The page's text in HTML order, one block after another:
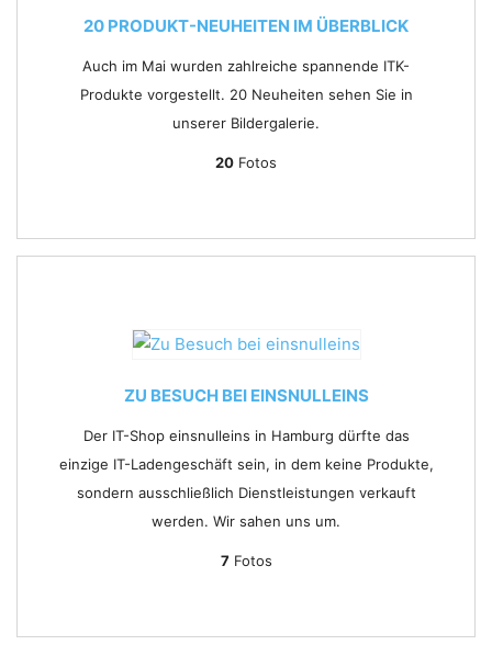
20 PRODUKT-NEUHEITEN IM ÜBERBLICK
Auch im Mai wurden zahlreiche spannende ITK-
Produkte vorgestellt. 20 Neuheiten sehen Sie in
unserer Bildergalerie.
20 Fotos
ZU BESUCH BEI EINSNULLEINS
Der IT-Shop einsnulleins in Hamburg dürfte das
einzige IT-Ladengeschäft sein, in dem keine Produkte,
sondern ausschließlich Dienstleistungen verkauft
werden. Wir sahen uns um.
7Fotos